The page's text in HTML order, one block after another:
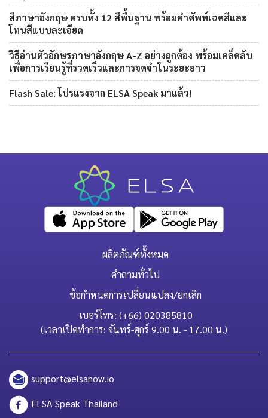
สีภาษาอังกฤษ ครบทั้ง 12 สีพื้นฐาน พร้อมคำศัพท์เฉดสีและ
โทนสีแบบละเอียด
วิธีอ่านตัวอักษรภาษาอังกฤษ A-Z อย่างถูกต้อง พร้อมเคล็ดลับ
เพื่อการเรียนรู้ที่รวดเร็วและการจดจำในระยะยาว
Flash Sale: โปรแรงจาก ELSA Speak มาแล้ว!
ผลิตภัณฑ์ทั้งหมด
คำถามทั่วไป
ข้อกำหนดการเปลี่ยนแปลง/ยกเลิก
เบอร์โทร: (+66) 020385810
(เวลาเปิดทำการ: จันทร์-ศุกร์ 9.00 น. - 17.00 น.)
support@elsanow.io
ELSA Speak Thailand